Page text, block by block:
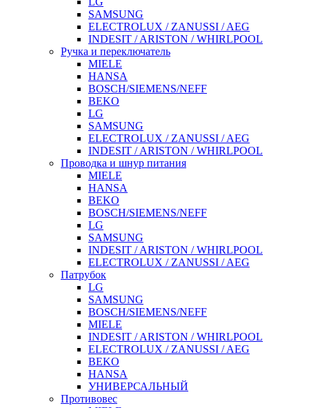
SAMSUNG
ELECTROLUX / ZANUSSI / AEG
INDESIT / ARISTON / WHIRLPOOL
Ручка и переключатель
MIELE
HANSA
BOSCH/SIEMENS/NEFF
BEKO
LG
SAMSUNG
ELECTROLUX / ZANUSSI / AEG
INDESIT / ARISTON / WHIRLPOOL
Проводка и шнур питания
MIELE
HANSA
BEKO
BOSCH/SIEMENS/NEFF
LG
SAMSUNG
INDESIT / ARISTON / WHIRLPOOL
ELECTROLUX / ZANUSSI / AEG
Патрубок
LG
SAMSUNG
BOSCH/SIEMENS/NEFF
MIELE
INDESIT / ARISTON / WHIRLPOOL
ELECTROLUX / ZANUSSI / AEG
BEKO
HANSA
УНИВЕРСАЛЬНЫЙ
Противовес